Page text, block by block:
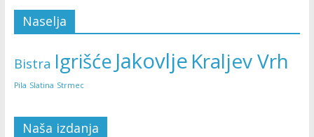
Naselja
Bistra Igrišće Jakovlje Kraljev Vrh
Pila Slatina Strmec
Naša izdanja